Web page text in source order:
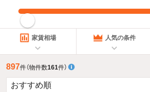
指定した賃料で絞り込む
家賃相場 人気の条件
897件（物件数161件）